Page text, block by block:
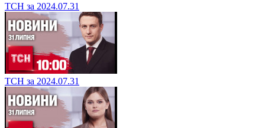
ТСН за 2024.07.31
ТСН за 2024.07.31